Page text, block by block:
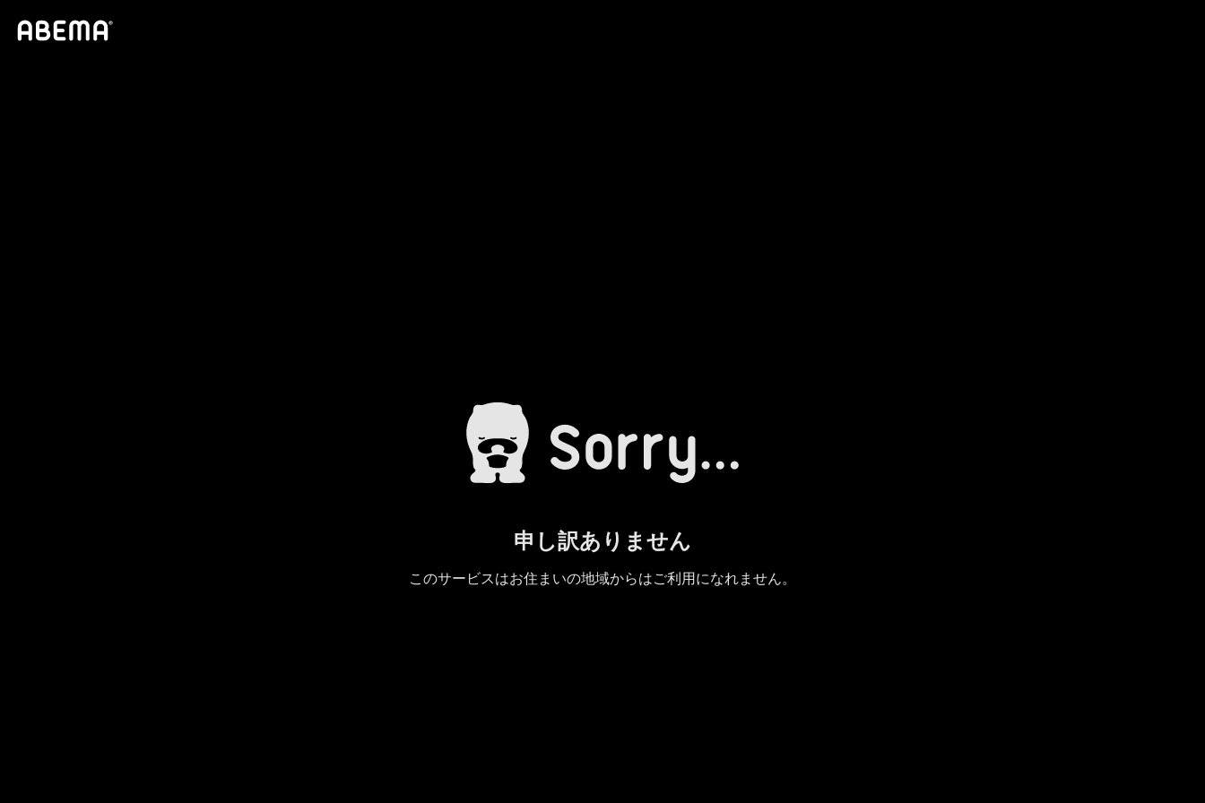
申し訳ありません
このサービスはお住まいの地域からはご利用になれません。